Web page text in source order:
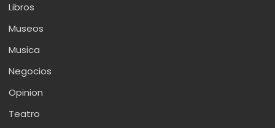
Libros
Museos
Musica
Negocios
Opinion
Teatro